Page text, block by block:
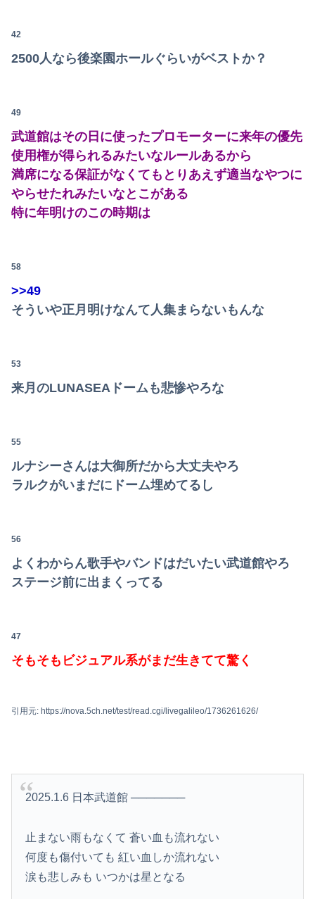
42
2500人なら後楽園ホールぐらいがベストか？
49
武道館はその日に使ったプロモーターに来年の優先
使用権が得られるみたいなルールあるから
満席になる保証がなくてもとりあえず適当なやつに
やらせたれみたいなとこがある
特に年明けのこの時期は
58
>>49
そういや正月明けなんて人集まらないもんな
53
来月のLUNASEAドームも悲惨やろな
55
ルナシーさんは大御所だから大丈夫やろ
ラルクがいまだにドーム埋めてるし
56
よくわからん歌手やバンドはだいたい武道館やろ
ステージ前に出まくってる
47
そもそもビジュアル系がまだ生きてて驚く
引用元: https://nova.5ch.net/test/read.cgi/livegalileo/1736261626/
2025.1.6 日本武道館 ───────
止まない雨もなくて 蒼い血も流れない
何度も傷付いても 紅い血しか流れない
涙も悲しみも いつかは星となる